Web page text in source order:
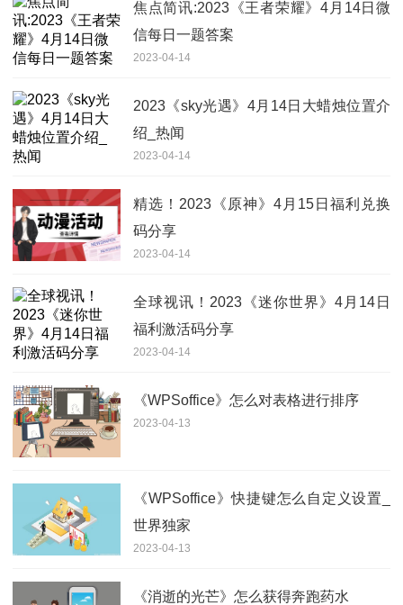
焦点简讯:2023《王者荣耀》4月14日微
信每日一题答案
2023-04-14
2023《sky光遇》4月14日大蜡烛位置介
绍_热闻
2023-04-14
精选！2023《原神》4月15日福利兑换
码分享
2023-04-14
全球视讯！2023《迷你世界》4月14日
福利激活码分享
2023-04-14
《WPSoffice》怎么对表格进行排序
2023-04-13
《WPSoffice》快捷键怎么自定义设置_
世界独家
2023-04-13
《消逝的光芒》怎么获得奔跑药水